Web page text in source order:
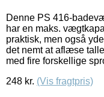
Denne PS 416-
har en maks.
praktisk, men også
det nemt at aflæse
med fire forskellige
248 kr. (Vis fragtpris)